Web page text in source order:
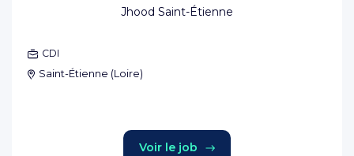
Jhood Saint-Étienne
CDI
Saint-Étienne (Loire)
Voir le job